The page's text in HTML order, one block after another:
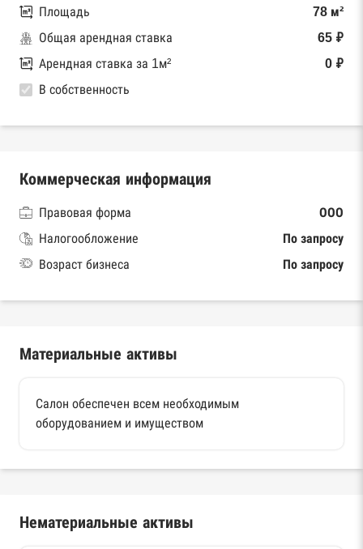
Площадь
78 м²
Общая арендная ставка
65 ₽
Арендная ставка за 1м²
0 ₽
В собственность
Коммерческая информация
Правовая форма
ООО
Налогообложение
По запросу
Возраст бизнеса
По запросу
Материальные активы
Салон обеспечен всем необходимым
оборудованием и имуществом
Нематериальные активы